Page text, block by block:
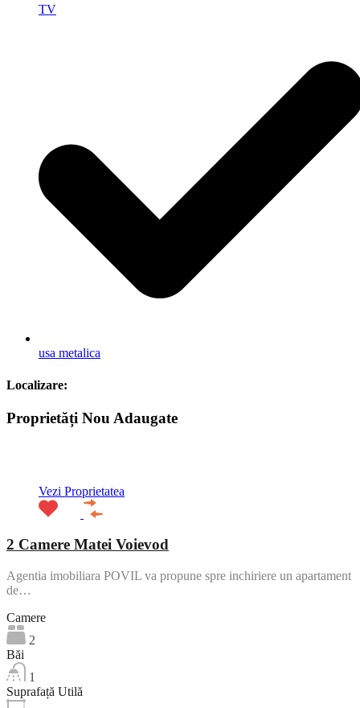
TV
usa metalica
Localizare:
Proprietăți Nou Adaugate
Vezi Proprietatea
2 Camere Matei Voievod
Agentia imobiliara POVIL va propune spre inchiriere un apartament
de…
Camere
2
Băi
1
Suprafață Utilă